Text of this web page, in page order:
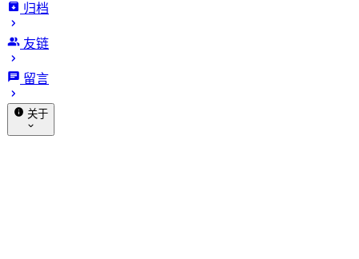
归档
友链
留言
关于
创业第一年到底该干什么？YC
合伙人用 15 条生存法则讲透了
发布于 2026-06-16